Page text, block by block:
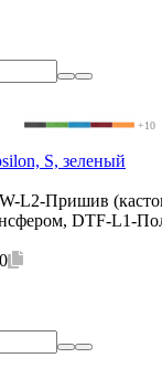
+10
S, зеленый
L2-Пришив
DTF-L1-